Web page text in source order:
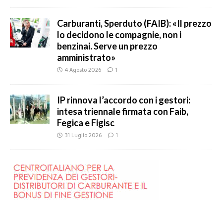
Carburanti, Sperduto (FAIB): «Il prezzo
lo decidono le compagnie, non i
benzinai. Serve un prezzo
amministrato»
4 Agosto 2026 1
IP rinnova l’accordo con i gestori:
intesa triennale firmata con Faib,
Fegica e Figisc
31 Luglio 2026 1